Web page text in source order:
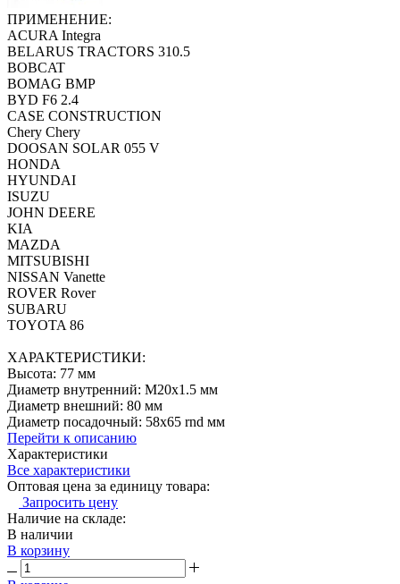
ПРИМЕНЕНИЕ:
ACURA Integra
BELARUS TRACTORS 310.5
BOBCAT
BOMAG BMP
BYD F6 2.4
CASE CONSTRUCTION
Chery Chery
DOOSAN SOLAR 055 V
HONDA
HYUNDAI
ISUZU
JOHN DEERE
KIA
MAZDA
MITSUBISHI
NISSAN Vanette
ROVER Rover
SUBARU
TOYOTA 86
ХАРАКТЕРИСТИКИ:
Высота: 77 мм
Диаметр внутренний: M20x1.5 мм
Диаметр внешний: 80 мм
Диаметр посадочный: 58x65 rnd мм
Перейти к описанию
Характеристики
Все характеристики
Оптовая цена за единицу товара:
Запросить цену
Наличие на складе:
В наличии
В корзину